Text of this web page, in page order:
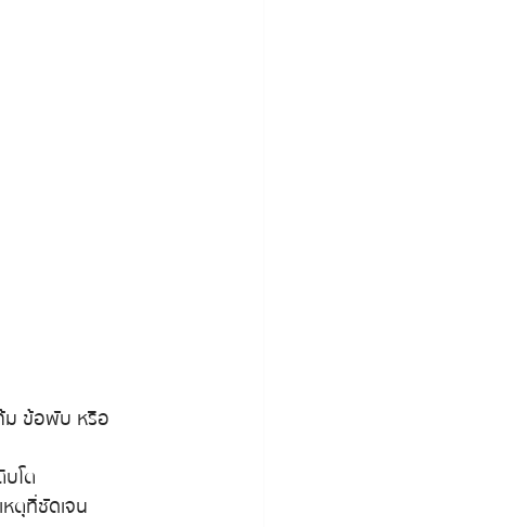
ม ข้อพับ หรือ
โต
ตุที่ชัดเจน